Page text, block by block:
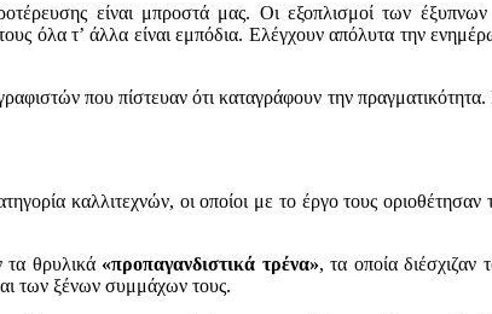
είναι μπροστά μας. Οι εξοπλισμοί των
όλα τ’ άλλα είναι εμπόδια. Ελέγχουν απόλυτα την
που πίστευαν ότι καταγράφουν την
καλλιτεχνών, οι οποίοι με το έργο τους οριοθέτησαν
τα θρυλικά «προπαγανδιστικά τρένα», τα οποία διέσχιζαν
των ξένων συμμάχων τους.